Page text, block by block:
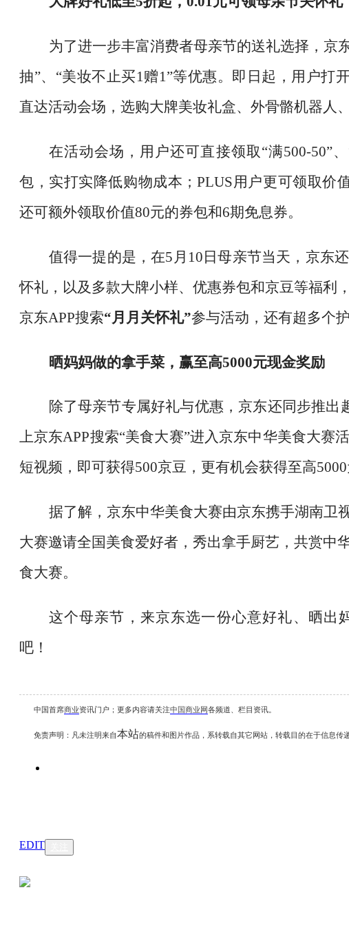
为了进一步丰富消费者母亲节的送礼选择，京
抽”、“美妆不止买1赠1”等优惠。即日起，用户打
直达活动会场，选购大牌美妆礼盒、外骨骼机器人
在活动会场，用户还可直接领取 “满500-50”
包，实打实降低购物成本；PLUS用户更可领取价
还可额外领取价值80元的券包和6期免息券。
值得一提的是，在5月10日母亲节当天，京东
怀礼，以及多款大牌小样、优惠券包和京豆等福利
京东APP搜索“月月关怀礼”参与活动，还有超多个
晒妈妈做的拿手菜，赢至高5000元现金奖励
除了母亲节专属好礼与优惠，京东还同步推出
上京东APP搜索“美食大赛”进入京东中华美食大赛
短视频，即可获得500京豆，更有机会获得至高5000
据了解，京东中华美食大赛由京东携手湖南卫
大赛邀请全国美食爱好者，秀出拿手厨艺，共赏中
食大赛。
这个母亲节，来京东选一份心意好礼、晒出
吧！
中国首席商业资讯门户；更多内容请关注中国商业网各频道、栏目资讯。
免责声明：凡未注明来自本站的稿件和图片作品，系转载自其它网站，转载目的在于信息传
EDIT